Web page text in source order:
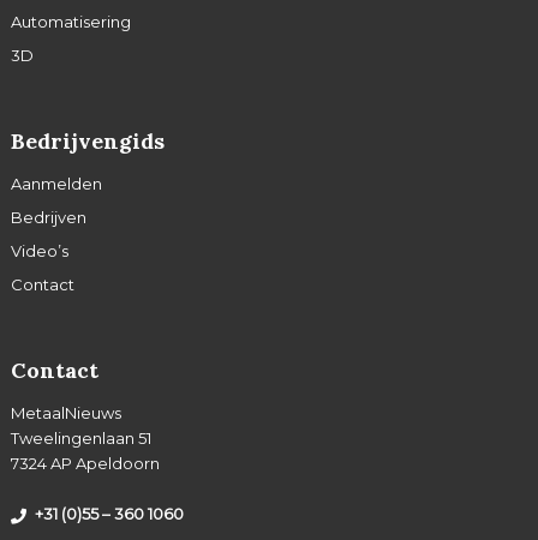
Automatisering
3D
Bedrijvengids
Aanmelden
Bedrijven
Video’s
Contact
Contact
MetaalNieuws
Tweelingenlaan 51
7324 AP Apeldoorn
+31 (0)55 – 360 1060